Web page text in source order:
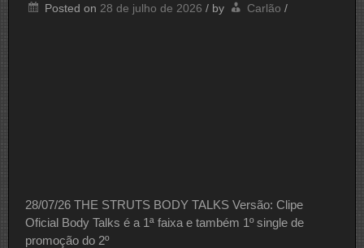
Posted on 28 de julho de 2026 / by Carlão /
28/07/26 THE STRUTS BODY TALKS Versão: Clipe
Oficial Body Talks é a 1ª faixa e também 1º single de
promoção do 2º